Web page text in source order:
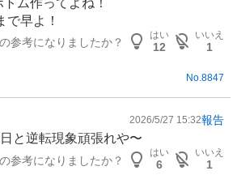
で早よ！
参考になりましたか？
はい
12
いいえ
1
No.8847
2026/5/27 15:32報告
と逆転現象頑張れや〜
参考になりましたか？
はい
6
いいえ
1